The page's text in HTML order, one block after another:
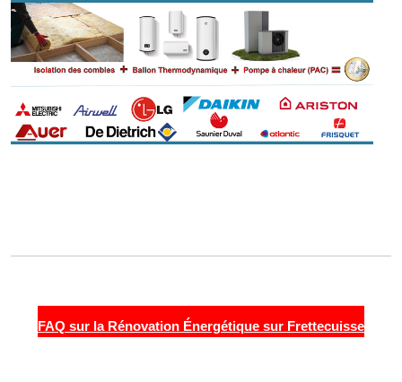
FAQ sur la Rénovation Énergétique sur Frettecuisse